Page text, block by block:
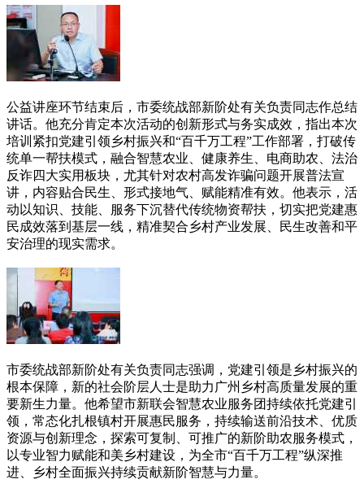
公益讲座环节结束后，市委统战部新阶处有关负责同志作总结
讲话。他充分肯定本次活动的创新形式与务实成效，指出本次
培训紧扣党建引领乡村振兴和“百千万工程”工作部署，打破传
统单一帮扶模式，融合智慧农业、健康养生、电商助农、法治
反诈四大实用板块，尤其针对农村高发诈骗问题开展普法宣
讲，内容贴合民生、形式接地气、赋能精准有效。他表示，活
动以知识、技能、服务下沉替代传统物资帮扶，切实把党建惠
民成效落到基层一线，精准契合乡村产业发展、民生改善和平
安治理的现实需求。
市委统战部新阶处有关负责同志强调，党建引领是乡村振兴的
根本保障，新的社会阶层人士是助力广州乡村高质量发展的重
要新生力量。他希望市新联会智慧农业服务团持续依托党建引
领，常态化扎根镇村开展惠民服务，持续输送前沿技术、优质
资源与创新理念，探索可复制、可推广的新阶助农服务模式，
以专业智力赋能和美乡村建设，为全市“百千万工程”纵深推
进、乡村全面振兴持续贡献新阶智慧与力量。